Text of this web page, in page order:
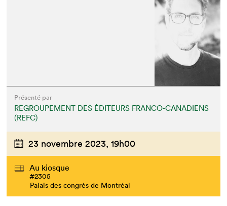
Présenté par
REGROUPEMENT DES ÉDITEURS FRANCO-CANADIENS
(REFC)
23 novembre 2023, 19h00
Au kiosque
#2305
Palais des congrès de Montréal